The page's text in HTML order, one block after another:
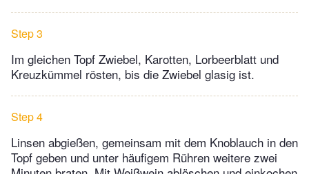
Step 3
Im gleichen Topf Zwiebel, Karotten, ­Lorbeerblatt und
Kreuzkümmel rösten, bis die Zwiebel glasig ist.
Step 4
Linsen abgießen, gemeinsam mit dem Knoblauch in den
Topf geben und unter häufigem Rühren weitere zwei